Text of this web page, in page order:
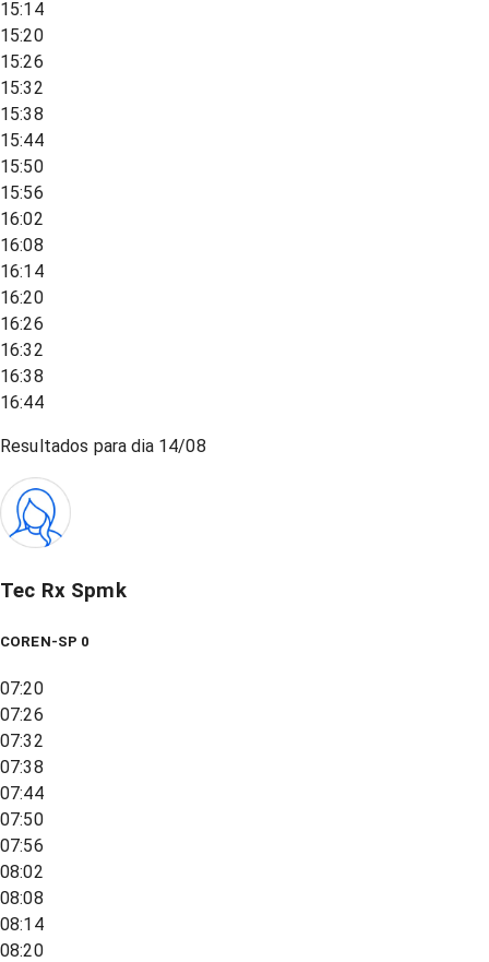
15:14
15:20
15:26
15:32
15:38
15:44
15:50
15:56
16:02
16:08
16:14
16:20
16:26
16:32
16:38
16:44
Resultados para dia 14/08
Tec Rx Spmk
COREN-SP 0
07:20
07:26
07:32
07:38
07:44
07:50
07:56
08:02
08:08
08:14
08:20